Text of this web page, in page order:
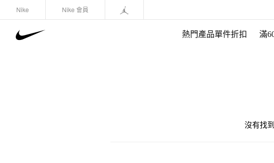
Nike Nike 會員
熱門產品單件折扣 滿
沒有找